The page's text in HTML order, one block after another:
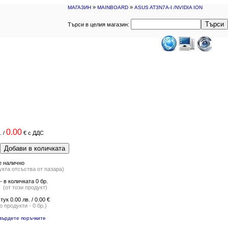
МАГАЗИН » MAINBOARD » ASUS AT3N7A-I /NVIDIA ION
Търси в целия магазин: Търси
/ 0.00 € с ДДС
Добави в количката
налично
отсъства от пазара)
- в количката 0 бр.
(от този продукт)
0.00 лв. / 0.00 €
продукти - 0 бр.)
поръчките